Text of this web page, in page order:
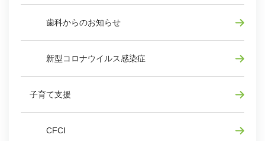
歯科からのお知らせ
新型コロナウイルス感染症
子育て支援
CFCI